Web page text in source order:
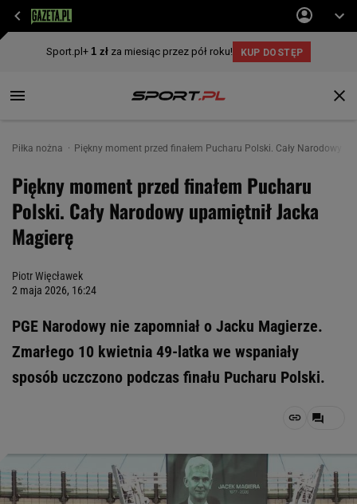
Piłka nożna Piękny moment przed finałem Pucharu Polski. Cały Narodowy
Piękny moment przed finałem Pucharu
Polski. Cały Narodowy upamiętnił Jacka
Magierę
Piotr Więcławek
2 maja 2026, 16:24
PGE Narodowy nie zapomniał o Jacku Magierze.
Zmarłego 10 kwietnia 49-latka we wspaniały
sposób uczczono podczas finału Pucharu Polski.